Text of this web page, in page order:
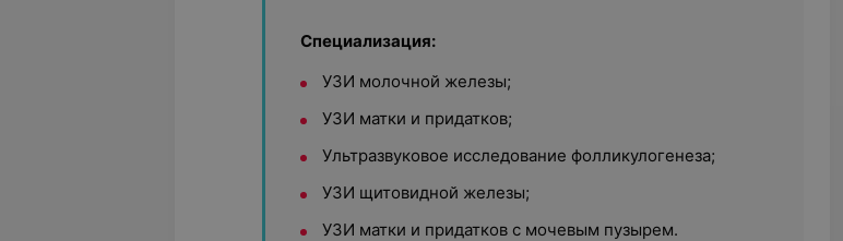
Специализация:
УЗИ молочной железы;
УЗИ матки и придатков;
Ультразвуковое исследование фолликулогенеза;
УЗИ щитовидной железы;
УЗИ матки и придатков с мочевым пузырем.